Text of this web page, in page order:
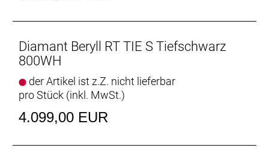
Motor: Bosch Performance Line, 250 W, 75 Nm,
Motorposition: Tretlager
Display: Bosch Intuvia 100, smart system
Diamant Beryll RT TIE S Tiefschwarz
800WH
der Artikel ist z.Z. nicht lieferbar
pro Stück (inkl. MwSt.)
4.099,00 EUR